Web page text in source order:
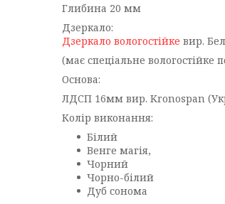
Глибина 20 мм
Дзеркало:
Дзеркало вологостійке вир.
(має спеціальне вологостійке
Основа:
ЛДСП 16мм вир. Kronospan
Колір виконання:
Білий
Венге магія,
Чорний
Чорно-білий
Дуб сонома